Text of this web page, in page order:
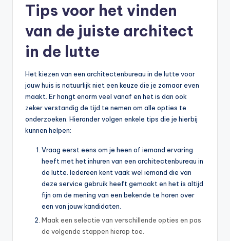
Tips voor het vinden
van de juiste architect
in de lutte
Het kiezen van een architectenbureau in de lutte voor
jouw huis is natuurlijk niet een keuze die je zomaar even
maakt. Er hangt enorm veel vanaf en het is dan ook
zeker verstandig de tijd te nemen om alle opties te
onderzoeken. Hieronder volgen enkele tips die je hierbij
kunnen helpen:
Vraag eerst eens om je heen of iemand ervaring
heeft met het inhuren van een architectenbureau in
de lutte. Iedereen kent vaak wel iemand die van
deze service gebruik heeft gemaakt en het is altijd
fijn om de mening van een bekende te horen over
een van jouw kandidaten.
Maak een selectie van verschillende opties en pas
de volgende stappen hierop toe.